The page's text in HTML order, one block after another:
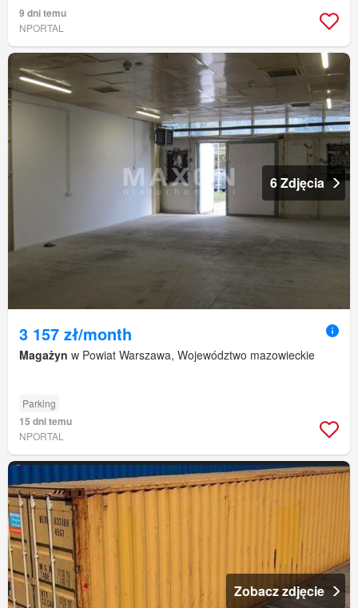
9 dni temu
NPORTAL
6 Zdjęcia
3 157 zł/month
Magażyn w Powiat Warszawa, Województwo mazowieckie
Parking
15 dni temu
NPORTAL
Zobacz zdjęcie